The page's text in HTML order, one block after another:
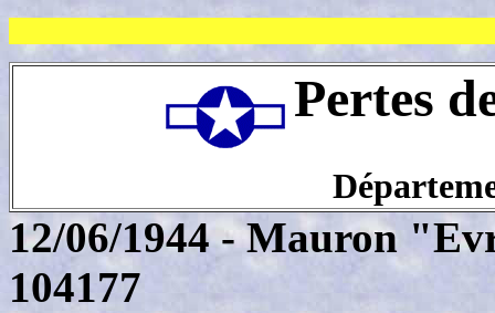
Pertes
12/06/1944 - Mauron
104177